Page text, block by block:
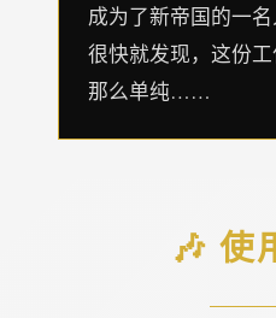
成为了新帝国的一
很快就发现，这份
那么单纯……
🎶 使